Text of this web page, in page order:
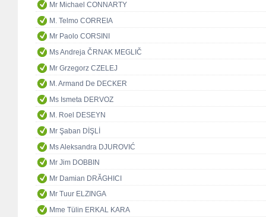
Mr Michael CONNARTY
M. Telmo CORREIA
Mr Paolo CORSINI
Ms Andreja ČRNAK MEGLIČ
Mr Grzegorz CZELEJ
M. Armand De DECKER
Ms Ismeta DERVOZ
M. Roel DESEYN
Mr Şaban DİŞLİ
Ms Aleksandra DJUROVIĆ
Mr Jim DOBBIN
Mr Damian DRĂGHICI
Mr Tuur ELZINGA
Mme Tülin ERKAL KARA